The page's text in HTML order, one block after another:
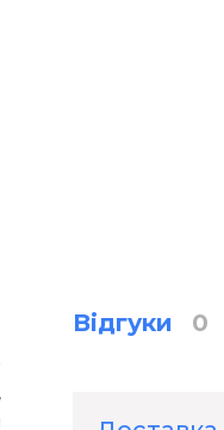
Відгуки 0